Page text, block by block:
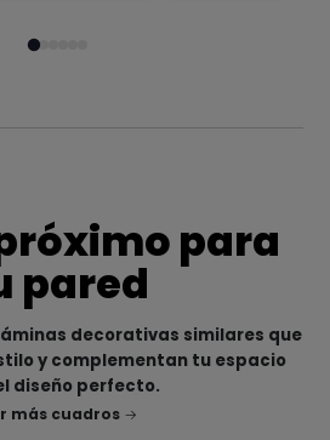
para
pared
decorativas similares que
y complementan tu espacio
diseño perfecto.
más cuadros